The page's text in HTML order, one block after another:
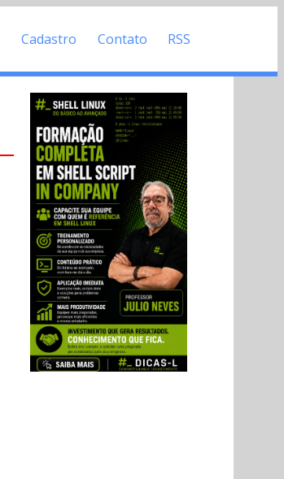
Cadastro Contato RSS